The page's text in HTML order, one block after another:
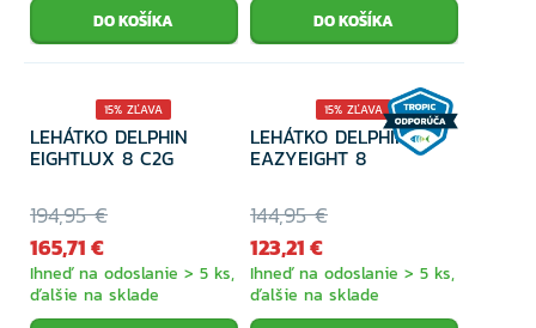
15% ZĽAVA
LEHÁTKO DELPHIN
EIGHTLUX 8 C2G
194,95 €
165,71 €
Ihneď na odoslanie > 5 ks,
ďalšie na sklade
15% ZĽAVA
LEHÁTKO DELPHIN
EAZYEIGHT 8
144,95 €
123,21 €
Ihneď na odoslanie > 5 ks,
ďalšie na sklade